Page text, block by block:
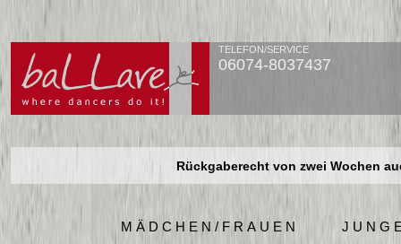
TELEFON/SERVICE
06074-8037437
Rückgaberecht von zwei Wochen
Rückgaberecht von zwei Wochen
MÄDCHEN/FRAUEN